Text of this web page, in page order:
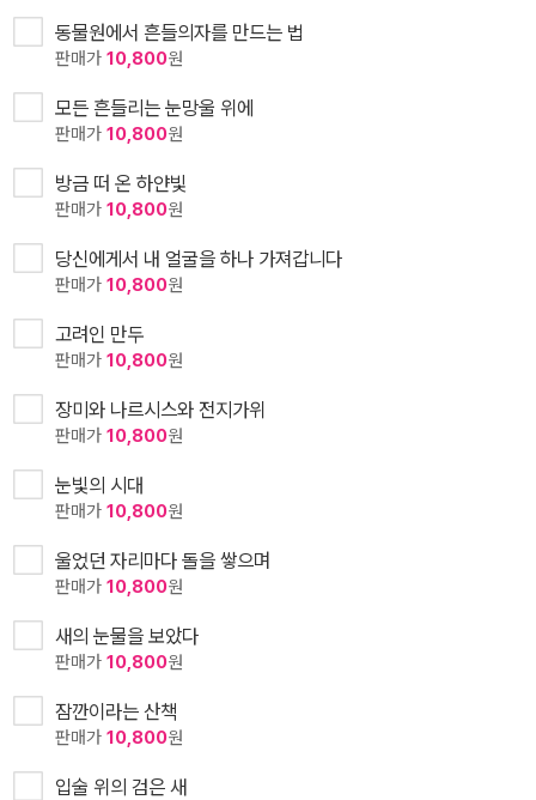
동물원에서 흔들의자를 만드는 법
판매가 10,800원
모든 흔들리는 눈망울 위에
판매가 10,800원
방금 떠 온 하얀빛
판매가 10,800원
당신에게서 내 얼굴을 하나 가져갑니다
판매가 10,800원
고려인 만두
판매가 10,800원
장미와 나르시스와 전지가위
판매가 10,800원
눈빛의 시대
판매가 10,800원
울었던 자리마다 돌을 쌓으며
판매가 10,800원
새의 눈물을 보았다
판매가 10,800원
잠깐이라는 산책
판매가 10,800원
입술 위의 검은 새